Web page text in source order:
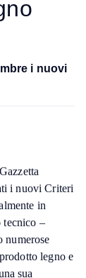
i nuovi
i nuovi Criteri
in
tecnico –
numerose
legno e
sua